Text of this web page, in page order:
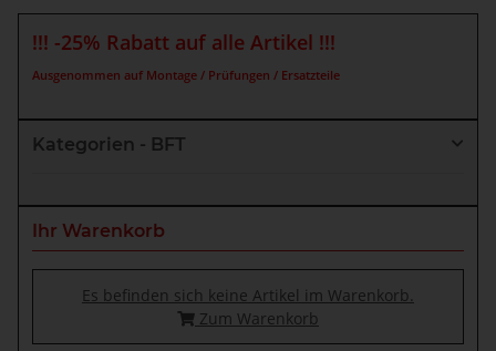
!!! -25% Rabatt auf alle Artikel !!!
Ausgenommen auf Montage / Prüfungen / Ersatzteile
Kategorien - BFT
Ihr Warenkorb
Es befinden sich keine Artikel im Warenkorb.
Zum Warenkorb